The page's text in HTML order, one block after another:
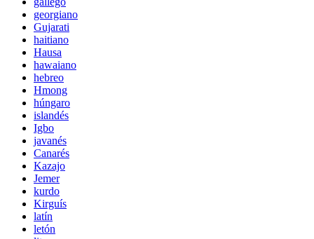
georgiano
Gujarati
haitiano
Hausa
hawaiano
hebreo
Hmong
húngaro
islandés
Igbo
javanés
Canarés
Kazajo
Jemer
kurdo
Kirguís
latín
letón